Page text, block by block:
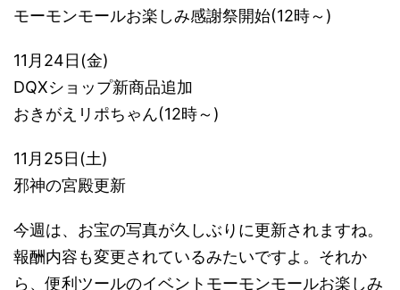
モーモンモールお楽しみ感謝祭開始(12時～)
11月24日(金)
DQXショップ新商品追加
おきがえリポちゃん(12時～)
11月25日(土)
邪神の宮殿更新
今週は、お宝の写真が久しぶりに更新されますね。
報酬内容も変更されているみたいですよ。それか
ら、便利ツールのイベントモーモンモールお楽しみ